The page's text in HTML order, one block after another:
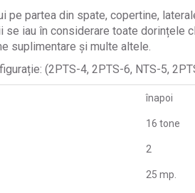
partea din spate, copertine,
iau în considerare toate dorințele
suplimentare și multe altele.
(2PTS-4, 2PTS-6, NTS-5,
înapoi
16 tone
2
25 mp.